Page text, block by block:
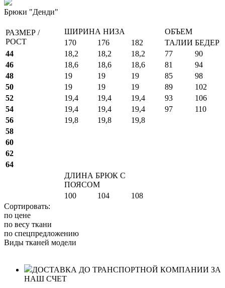
Брюки "Денди"
РАЗМЕР /
РОСТ
ШИРИНА НИЗА
ОБЪЕМ
170
176 182 ТАЛИИ БЕДЕР
44
18,2 18,2 18,2 77
90
46
18,6 18,6 18,6 81
94
48
19 19 19 85
98
50
19 19 19 89
102
52
19,4 19,4 19,4 93
106
54
19,4 19,4 19,4 97
110
56
19,8 19,8
19,8
58
60
62
64
ДЛИНА БРЮК С
ПОЯСОМ
100
104
108
Сортировать:
по цене
по весу ткани
по спецпредложению
Виды тканей модели
ДОСТАВКА ДО ТРАНСПОРТНОЙ КОМПАНИИ ЗА
НАШ СЧЕТ